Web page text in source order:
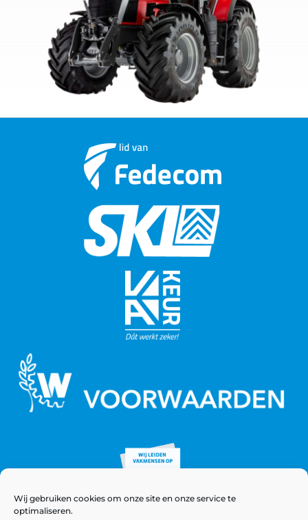
Wij gebruiken cookies om onze site en onze service te
optimaliseren.